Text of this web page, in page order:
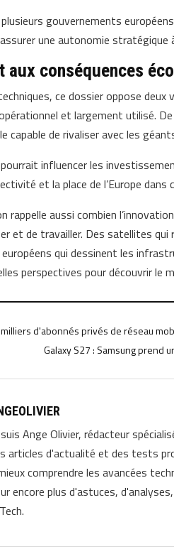
gouvernements
une autonomie stratégique
aux conséquences
ce dossier oppose deux
et largement utilisé. De
capable de rivaliser avec les
pourrait influencer les
et la place de l’Europe
rappelle aussi combien
et de travailler. Des satellites qui
qui dessinent les
perspectives pour découvrir
d'abonnés privés de réseau
Galaxy S27 : Samsung prend
Ange Olivier, rédacteur
articles d'actualité et des tests
comprendre les avancées
encore plus d'astuces,